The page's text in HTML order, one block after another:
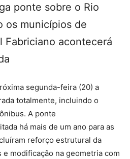
ponte sobre o Rio
os municípios de
Fabriciano acontecerá
segunda-feira (20) a
totalmente, incluindo o
A ponte
há mais de um ano para as
reforço estrutural da
modificação na geometria com